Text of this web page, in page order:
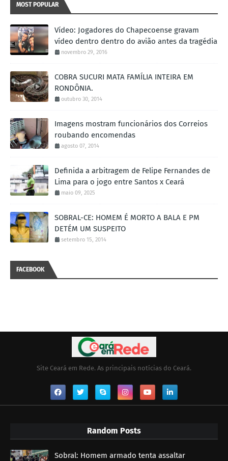
MOST POPULAR
Vídeo: Jogadores do Chapecoense gravam
vídeo dentro dentro do avião antes da tragédia
novembro 29, 2016
COBRA SUCURI MATA FAMÍLIA INTEIRA EM
RONDÔNIA.
outubro 30, 2014
Imagens mostram funcionários dos Correios
roubando encomendas
agosto 07, 2014
Definida a arbitragem de Felipe Fernandes de
Lima para o jogo entre Santos x Ceará
maio 09, 2025
SOBRAL-CE: HOMEM É MORTO A BALA E PM
DETÉM UM SUSPEITO
setembro 15, 2014
FACEBOOK
Site Ceará em Rede. As principais notícias do Ceará.
Random Posts
Sobral: Homem armado tenta assaltar